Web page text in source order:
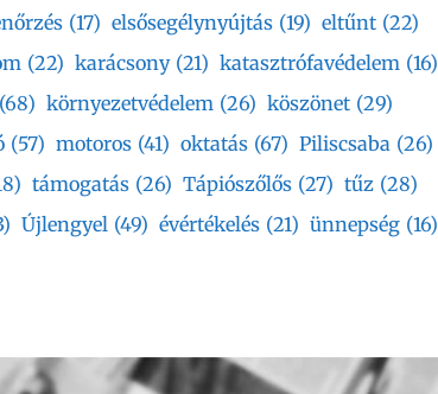
(17) elsősegélynyújtás (19) eltűnt (22)
(22) karácsony (21) katasztrófavédelem (16)
(68) környezetvédelem (26) köszönet (29)
(57) motoros (41) oktatás (67) Piliscsaba (26)
támogatás (26) Tápiószőlős (27) tűz (28)
Újlengyel (49) évértékelés (21) ünnepség (16)